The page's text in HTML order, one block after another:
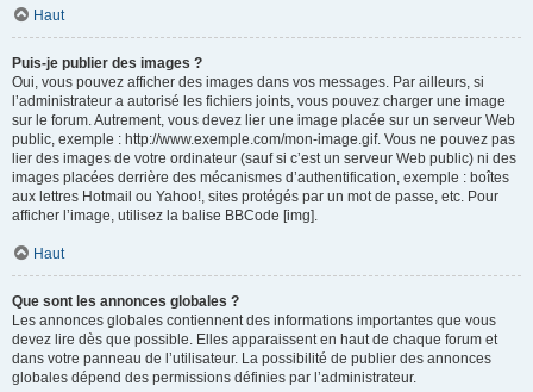
Haut
Puis-je publier des images ?
Oui, vous pouvez afficher des images dans vos messages. Par ailleurs, si
l’administrateur a autorisé les fichiers joints, vous pouvez charger une image
sur le forum. Autrement, vous devez lier une image placée sur un serveur Web
public, exemple : http://www.exemple.com/mon-image.gif. Vous ne pouvez pas
lier des images de votre ordinateur (sauf si c’est un serveur Web public) ni des
images placées derrière des mécanismes d’authentification, exemple : boîtes
aux lettres Hotmail ou Yahoo!, sites protégés par un mot de passe, etc. Pour
afficher l’image, utilisez la balise BBCode [img].
Haut
Que sont les annonces globales ?
Les annonces globales contiennent des informations importantes que vous
devez lire dès que possible. Elles apparaissent en haut de chaque forum et
dans votre panneau de l’utilisateur. La possibilité de publier des annonces
globales dépend des permissions définies par l’administrateur.